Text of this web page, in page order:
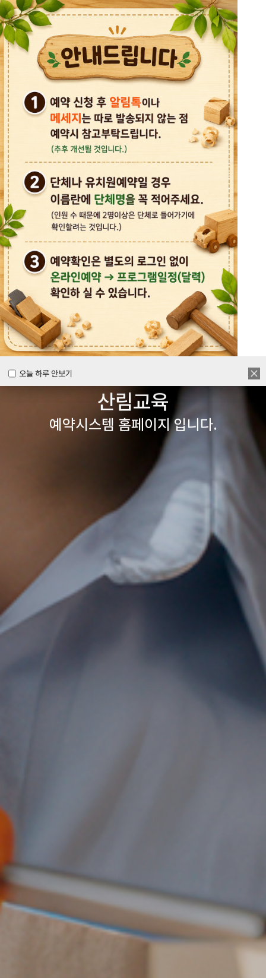
오늘 하루 안보기
오늘 하루 안보기
목공체험부터 숲체험 교육까지
다양한 경험을 할 수 있는
양주시
목재문화체험장&
산림교육
예약시스템 홈페이지 입니다.